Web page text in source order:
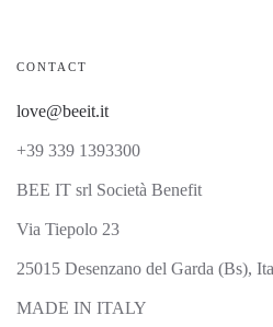
CONTACT
love@beeit.it
+39 339 1393300
BEE IT srl Società Benefit
Via Tiepolo 23
25015 Desenzano del Garda (Bs),
MADE IN ITALY